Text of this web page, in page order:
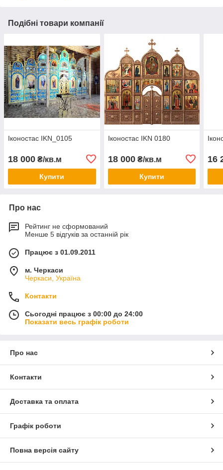
Подібні товари компанії
Іконостас IKN_0105
18 000 ₴/кв.м
Купити
Іконостас IKN 0180
18 000₴/кв.м
Купити
16
Про нас
Рейтинг не сформований
Менше 5 відгуків за останній рік
Працює з 01.09.2011
м. Черкаси
Черкаси, Україна
Контакти
Сьогодні працює з 00:00 до 24:00
Показати весь графік роботи
Про нас
Контакти
Доставка та оплата
Графік роботи
Повна версія сайту